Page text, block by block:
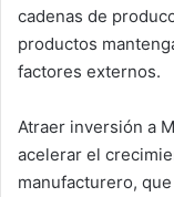
cadenas de
productos
factores externos.
Atraer inversión a
acelerar el
manufacturero,